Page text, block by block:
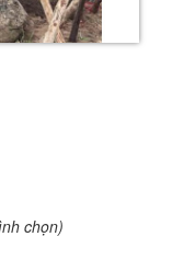
chọn)